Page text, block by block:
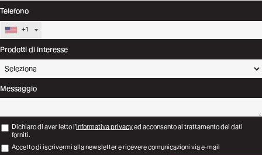
Telefono
+1
Prodotti di interesse
Messaggio
Dichiaro di aver letto l’informativa privacyed acconsento al trattamento dei dati
forniti.
Accetto di iscrivermi alla newsletter e ricevere comunicazioni via e-mail